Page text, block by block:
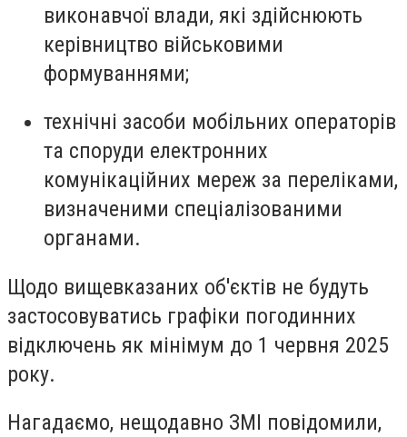
виконавчої влади, які здійснюють
керівництво військовими
формуваннями;
технічні засоби мобільних операторів
та споруди електронних
комунікаційних мереж за переліками,
визначеними спеціалізованими
органами.
Щодо вищевказаних об'єктів не будуть
застосовуватись графіки погодинних
відключень як мінімум до 1 червня 2025
року.
Нагадаємо, нещодавно ЗМІ повідомили,